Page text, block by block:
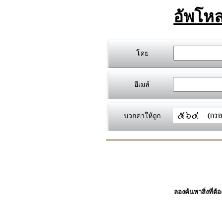
อัพโห
โดย
อีเมล์
บวกค่าให้ถูก
ลองค้นหาสิ่งที่ต้อ